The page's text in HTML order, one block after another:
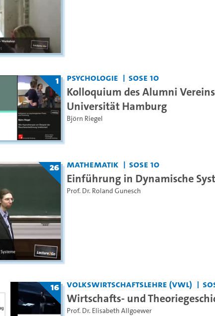
1 Psychologie SoSe 10
Kolloquium des Alumni
Universität Hamburg
Björn Riegel
26 Mathematik SoSe 10
Einführung in Dynamische
Prof. Dr. Roland Gunesch
16 Volkswirtschaftslehre (VWL)
Wirtschafts- und
Prof. Dr. Elisabeth Allgoewer